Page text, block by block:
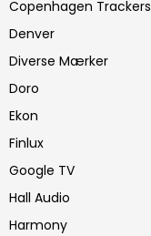
Copenhagen Trackers
Denver
Diverse Mærker
Doro
Ekon
Finlux
Google TV
Hall Audio
Harmony